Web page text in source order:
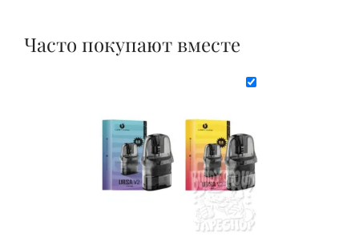
Часто покупают вместе